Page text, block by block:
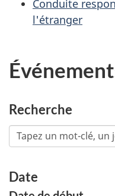
Conduite
l'étranger
Recherche
Date